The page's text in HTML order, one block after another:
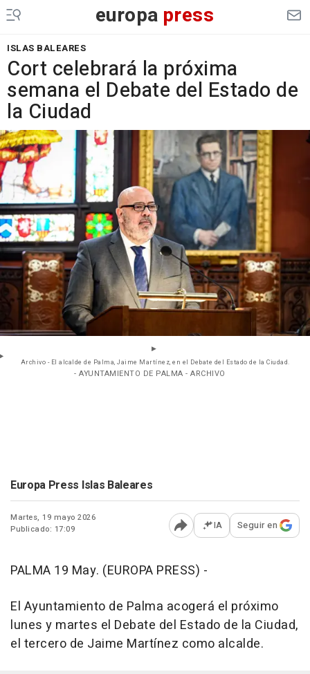
europa press
ISLAS BALEARES
Cort celebrará la próxima
semana el Debate del Estado de
la Ciudad
Archivo - El alcalde de Palma, Jaime Martínez, en el Debate del Estado de la Ciudad.
- AYUNTAMIENTO DE PALMA - ARCHIVO
Europa Press Islas Baleares
Martes, 19 mayo 2026
Publicado: 17:09
Abrir opciones para
IA Seguir en
PALMA 19 May. (EUROPA PRESS) -
El Ayuntamiento de Palma acogerá el próximo
lunes y martes el Debate del Estado de la Ciudad,
el tercero de Jaime Martínez como alcalde.